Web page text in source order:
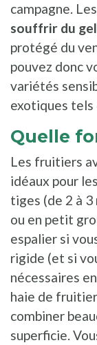
campagne.
souffrir du gel
protégé du
pouvez donc
variétés
exotiques tels
Quelle
Les fruitiers
idéaux pour
tiges (de 2 à
ou en petit
espalier si
rigide (et si
nécessaires
haie de
combiner
superficie.